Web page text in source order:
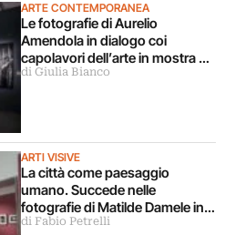
ARTE CONTEMPORANEA
Le fotografie di Aurelio
Amendola in dialogo coi
capolavori dell’arte in mostra a
Milano
di Giulia Bianco
ARTI VISIVE
La città come paesaggio
umano. Succede nelle
fotografie di Matilde Damele in
mostra a Roma
di Fabio Petrelli